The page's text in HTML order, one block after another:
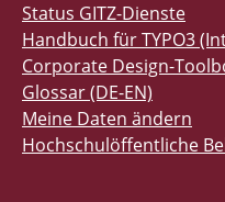
Status GITZ-Dienste
Handbuch für TYPO3
Corporate Design-
Glossar (DE-EN)
Meine Daten ändern
Hochschulöffentliche